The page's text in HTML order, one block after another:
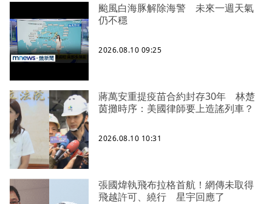
颱風白海豚解除海警 未來一週天氣
仍不穩
2026.08.10 09:25
蔣萬安重提疫苗合約封存30年 林楚
茵攤時序：美國律師要上造謠列車？
2026.08.10 10:31
張國煒執飛布拉格首航！網傳未取得
飛越許可、繞行 星宇回應了